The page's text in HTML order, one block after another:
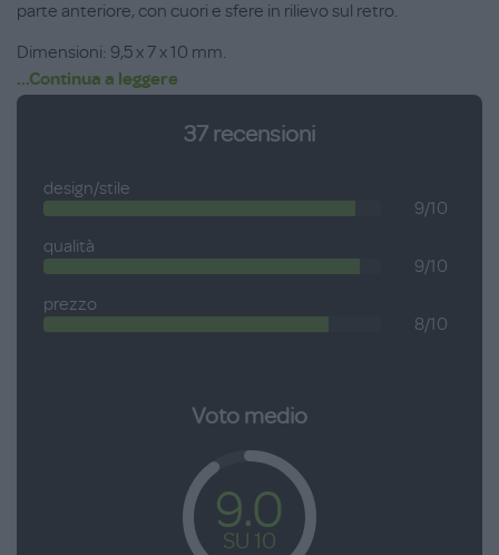
parte anteriore, con cuori e sfere in rilievo sul retro.
Dimensioni: 9,5 x 7 x 10 mm.
...Continua a leggere
37 recensioni
design/stile
9/10
qualità
9/10
prezzo
8/10
Voto medio
9.0
SU 10